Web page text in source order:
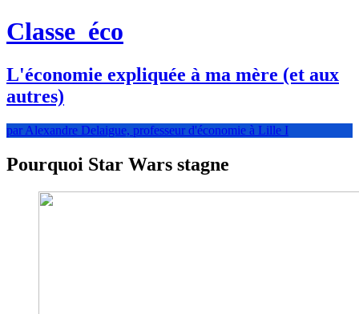
Classe éco
L'économie expliquée à ma mère (et aux
autres)
par Alexandre Delaigue, professeur d'économie à Lille I
Pourquoi Star Wars stagne